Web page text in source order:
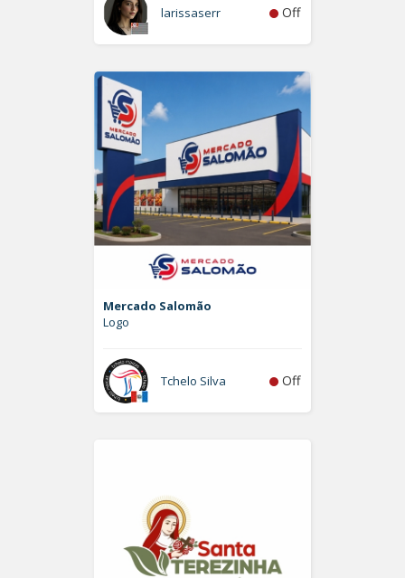
larissaserr Off
Mercado Salomão
Logo
Tchelo Silva Off